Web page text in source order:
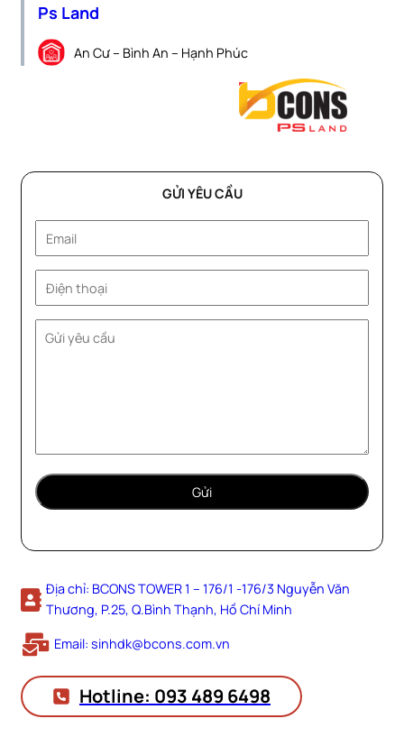
Ps Land
An Cư – Bình An – Hạnh Phúc
GỬI YÊU CẦU
Địa chỉ: BCONS TOWER 1 – 176/1 -176/3 Nguyễn Văn
Thương, P.25, Q.Bình Thạnh, Hồ Chí Minh
Email: sinhdk@bcons.com.vn
Hotline: 093 489 6498